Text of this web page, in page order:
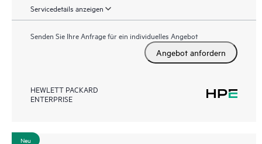
Servicedetails anzeigen
Senden Sie Ihre Anfrage für ein individuelles Angebot
Angebot anfordern
HEWLETT PACKARD
ENTERPRISE
Neu